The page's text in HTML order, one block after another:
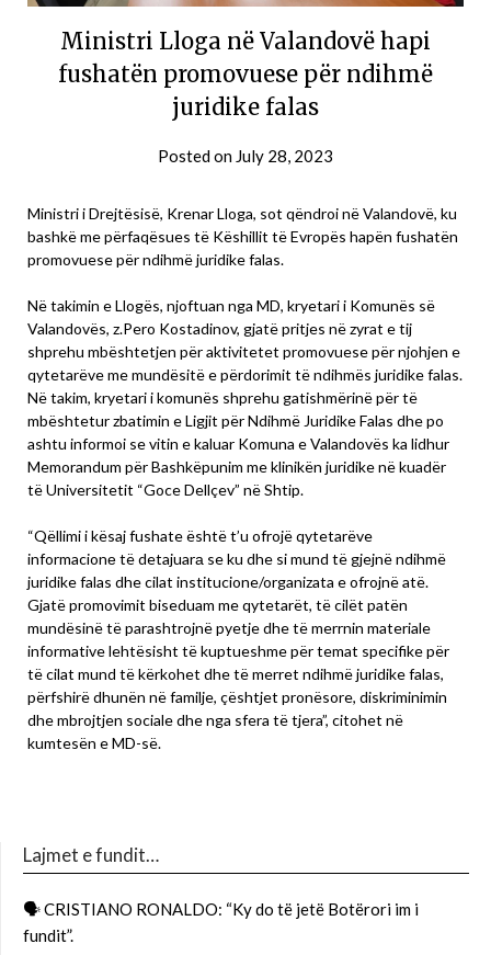
Ministri Lloga në Valandovë hapi
fushatën promovuese për ndihmë
juridike falas
Posted on July 28, 2023
Ministri i Drejtësisë, Krenar Lloga, sot qëndroi në Valandovë, ku
bashkë me përfaqësues të Këshillit të Evropës hapën fushatën
promovuese për ndihmë juridike falas.
Në takimin e Llogës, njoftuan nga MD, kryetari i Komunës së
Valandovës, z.Pero Kostadinov, gjatë pritjes në zyrat e tij
shprehu mbështetjen për aktivitetet promovuese për njohjen e
qytetarëve me mundësitë e përdorimit të ndihmës juridike falas.
Në takim, kryetari i komunës shprehu gatishmërinë për të
mbështetur zbatimin e Ligjit për Ndihmë Juridike Falas dhe po
ashtu informoi se vitin e kaluar Komuna e Valandovës ka lidhur
Memorandum për Bashkëpunim me klinikën juridike në kuadër
të Universitetit “Goce Dellçev” në Shtip.
“Qëllimi i kësaj fushate është t’u ofrojë qytetarëve
informacionе të detajuarа se ku dhe si mund të gjejnë ndihmë
juridike falas dhe cilat institucione/organizata e ofrojnë atë.
Gjatë promovimit biseduam me qytetarët, të cilët patën
mundësinë të parashtrojnë pyetje dhe të merrnin materiale
informative lehtësisht të kuptueshme për temat specifike për
të cilat mund të kërkohet dhe të merret ndihmë juridike falas,
përfshirë dhunën në familje, çështjet pronësore, diskriminimin
dhe mbrojtjen sociale dhe nga sfera të tjera”, citohet në
kumtesën e MD-së.
Lajmet e fundit…
🗣 CRISTIANO RONALDO: “Ky do të jetë Botërori im i
fundit”.